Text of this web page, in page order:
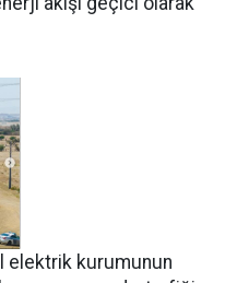
elektrik kurumunun